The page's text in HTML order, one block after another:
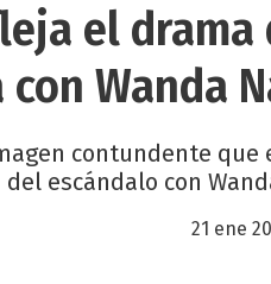
el drama
con Wanda
contundente
del escándalo con
21 ene